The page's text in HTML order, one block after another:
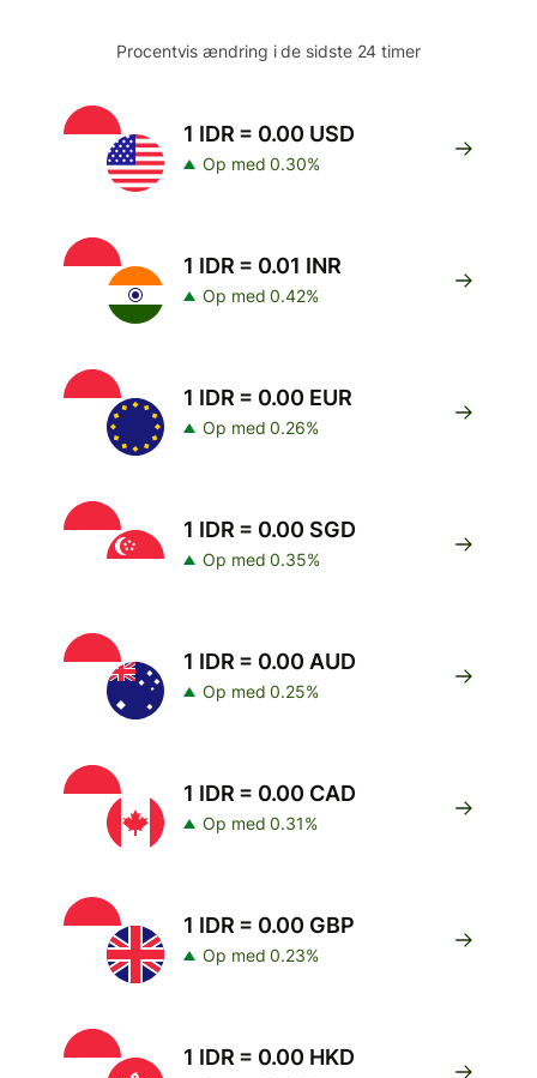
Procentvis ændring i de sidste 24 timer
1 IDR = 0.00 USD
Op med 0.30%
1 IDR = 0.01 INR
Op med 0.42%
1 IDR = 0.00 EUR
Op med 0.26%
1 IDR = 0.00 SGD
Op med 0.35%
1 IDR = 0.00 AUD
Op med 0.25%
1 IDR = 0.00 CAD
Op med 0.31%
1 IDR = 0.00 GBP
Op med 0.23%
1 IDR = 0.00 HKD